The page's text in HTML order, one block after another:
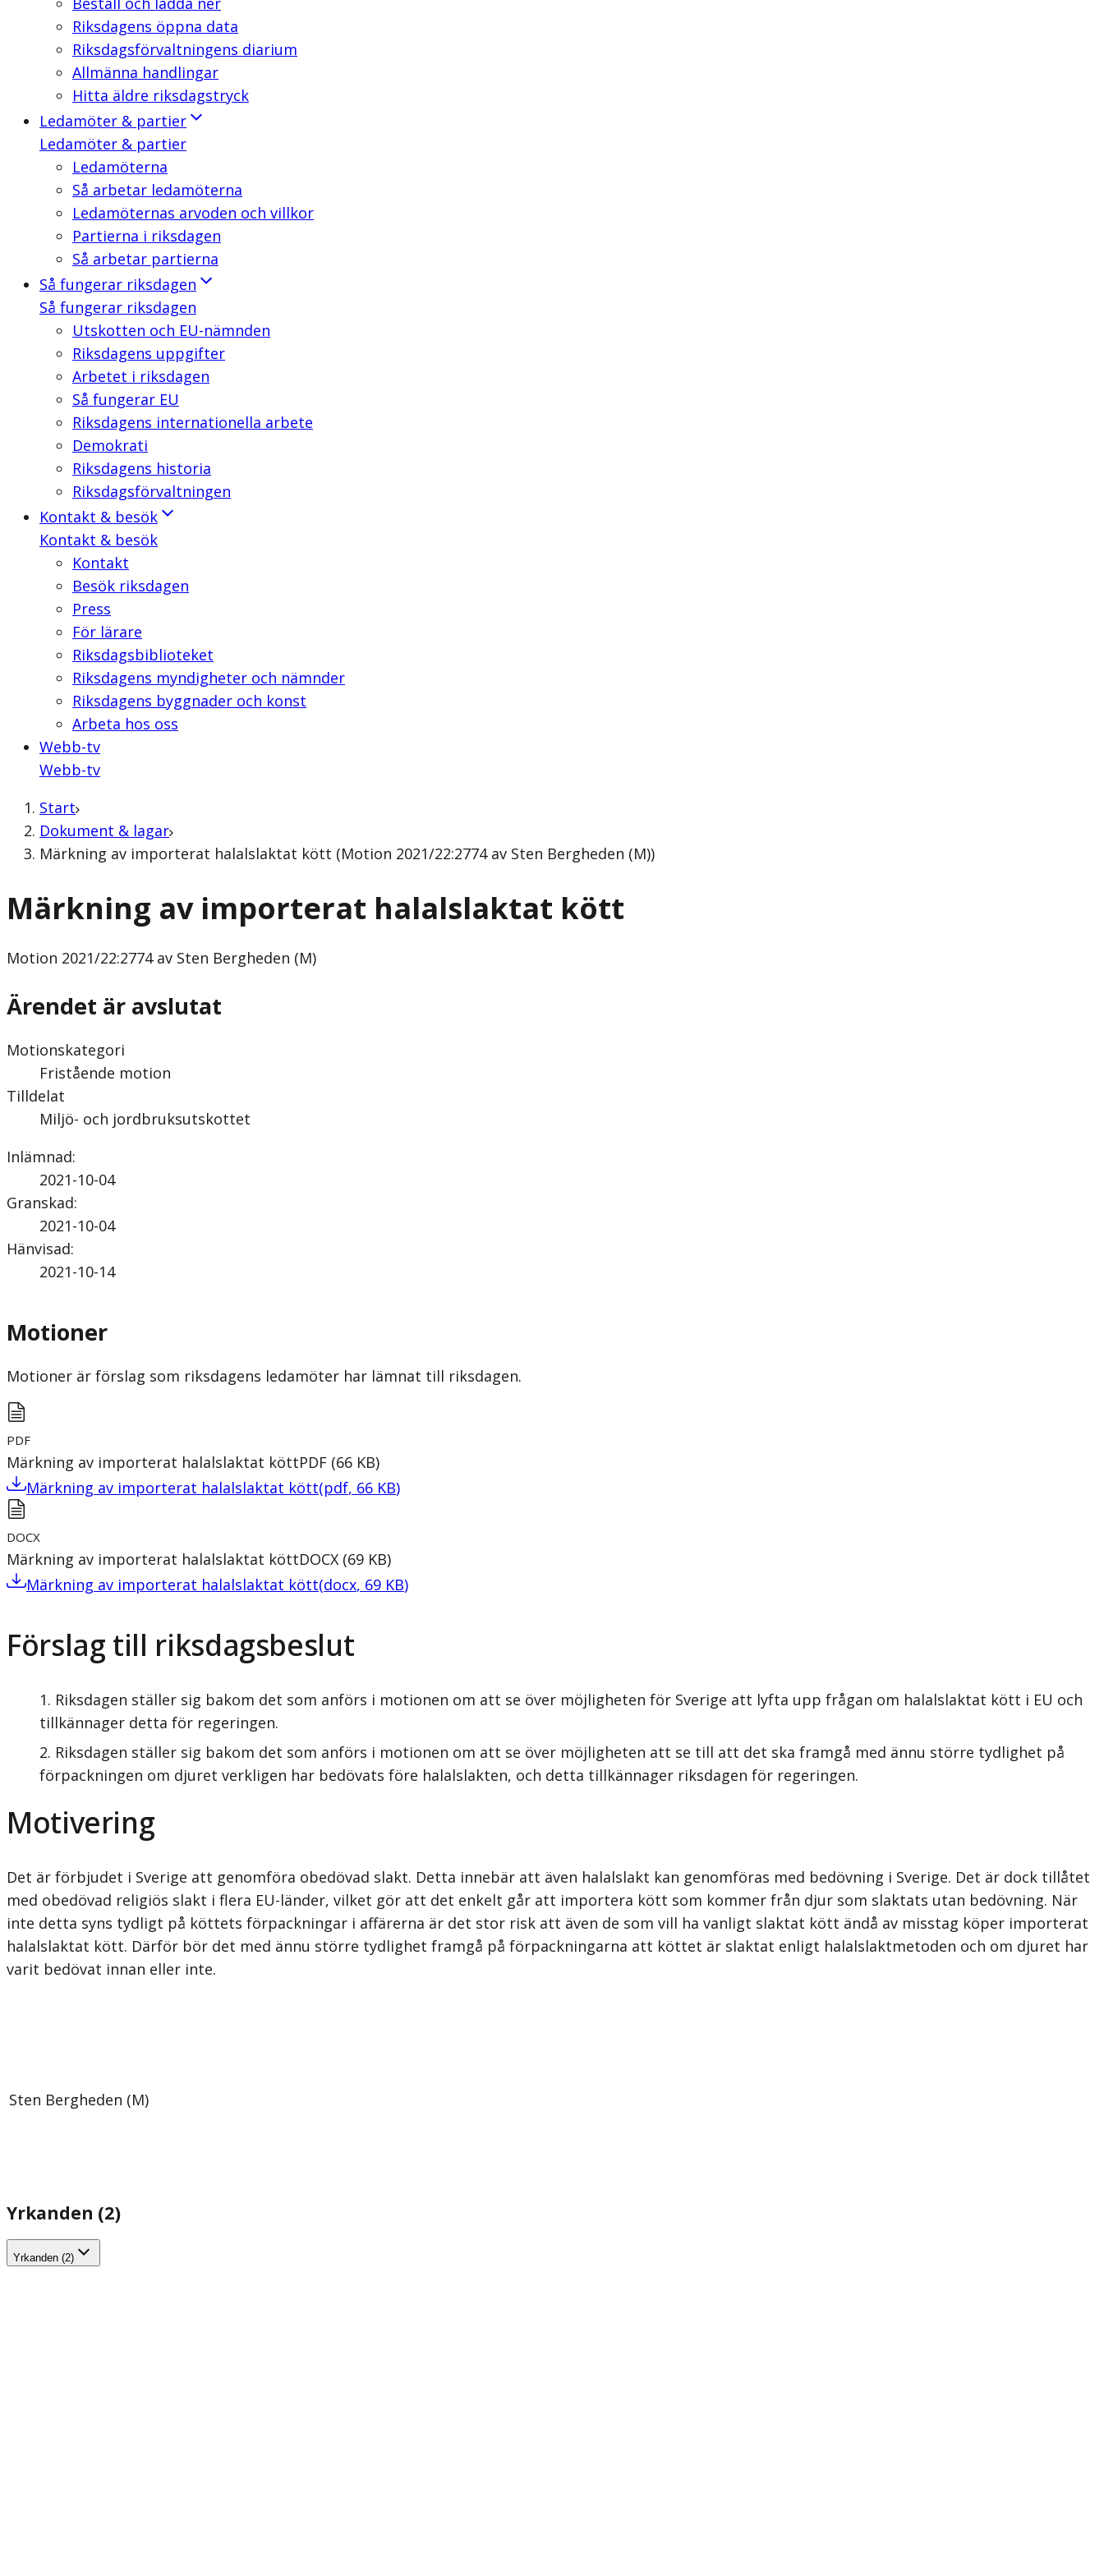
Riksdagens öppna data
Riksdagsförvaltningens diarium
Allmänna handlingar
Hitta äldre riksdagstryck
Ledamöter & partier
Ledamöter & partier
Ledamöterna
Så arbetar ledamöterna
Ledamöternas arvoden och villkor
Partierna i riksdagen
Så arbetar partierna
Så fungerar riksdagen
Så fungerar riksdagen
Utskotten och EU-nämnden
Riksdagens uppgifter
Arbetet i riksdagen
Så fungerar EU
Riksdagens internationella arbete
Demokrati
Riksdagens historia
Riksdagsförvaltningen
Kontakt & besök
Kontakt & besök
Kontakt
Besök riksdagen
Press
För lärare
Riksdagsbiblioteket
Riksdagens myndigheter och nämnder
Riksdagens byggnader och konst
Arbeta hos oss
Webb-tv
Webb-tv
Start
Dokument & lagar
Märkning av importerat halalslaktat kött (Motion 2021/22:2774 av Sten Bergheden (M))
Märkning av importerat halalslaktat kött
Motion 2021/22:2774 av Sten Bergheden (M)
Ärendet är avslutat
Motionskategori
Fristående motion
Tilldelat
Miljö- och jordbruksutskottet
Inlämnad:
2021-10-04
Granskad:
2021-10-04
Hänvisad:
2021-10-14
Motioner
Motioner är förslag som riksdagens ledamöter har lämnat till riksdagen.
PDF
Märkning av importerat halalslaktat köttPDF (66 KB)
Märkning av importerat halalslaktat kött(pdf, 66 KB)
DOCX
Märkning av importerat halalslaktat köttDOCX (69 KB)
Märkning av importerat halalslaktat kött(docx, 69 KB)
Förslag till riksdagsbeslut
Riksdagen ställer sig bakom det som anförs i motionen om att se över möjligheten för Sverige att lyfta upp frågan om halalslaktat kött i EU och
tillkännager detta för regeringen.
Riksdagen ställer sig bakom det som anförs i motionen om att se över möjligheten att se till att det ska framgå med ännu större tydlighet på
förpackningen om djuret verkligen har bedövats före halalslakten, och detta tillkännager riksdagen för regeringen.
Motivering
Det är förbjudet i Sverige att genomföra obedövad slakt. Detta innebär att även halalslakt kan genomföras med bedövning i Sverige. Det är dock tillåtet
med obedövad religiös slakt i flera EU-länder, vilket gör att det enkelt går att importera kött som kommer från djur som slaktats utan bedövning. När
inte detta syns tydligt på köttets förpackningar i affärerna är det stor risk att även de som vill ha vanligt slaktat kött ändå av misstag köper importerat
halalslaktat kött. Därför bör det med ännu större tydlighet framgå på förpackningarna att köttet är slaktat enligt halalslaktmetoden och om djuret har
varit bedövat innan eller inte.
Sten Bergheden (M)
Yrkanden (2)
Yrkanden (2)